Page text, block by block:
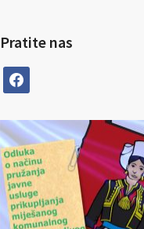
Pratite nas
facebook